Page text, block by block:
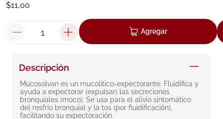
$11,00
Agregar
Descripción
Mucosolvan es un mucolítico-expectorante. Fluidifica y
ayuda a expectorar (expulsar) las secreciones
bronquiales (moco). Se usa para el alivio sintomático
del resfrío bronquial y la tos (por fluidificación),
facilitando su expectoración.
3.
5. cerave
degraler
7 isdin
8. roche posay
9. nivea